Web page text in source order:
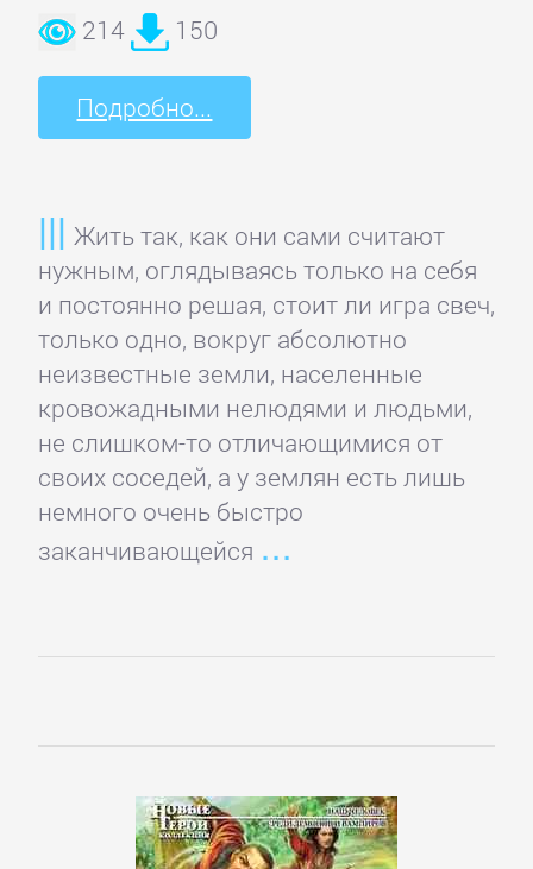
214 150
Подробно...
Жить так, как они сами считают
нужным, оглядываясь только на себя
и постоянно решая, стоит ли игра свеч,
только одно, вокруг абсолютно
неизвестные земли, населенные
кровожадными нелюдями и людьми,
не слишком-то отличающимися от
своих соседей, а у землян есть лишь
немного очень быстро
заканчивающейся
Интернет
Компьютеры:
прочее
ОС
и
Сети
Программирование
Зарубежные
любовные